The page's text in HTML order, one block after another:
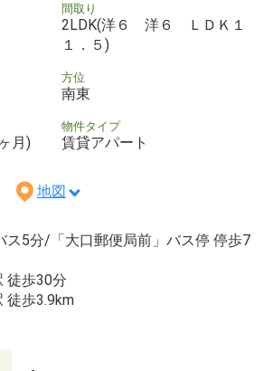
間取り
2LDK(洋６ 洋６ ＬＤＫ１
１．５)
方位
南東
月)
物件タイプ
賃貸アパート
地図
ス5分/「大口郵便局前」バス停 停歩7
徒歩30分
徒歩3.9km